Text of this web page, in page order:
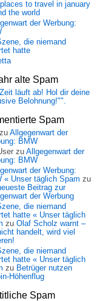
to travel in january
the world
der Werbung:
die niemand
hatte
alte Spam
läuft ab! Hol dir deine
Belohnung!"".
Spam
zu Allgegenwart der
BMW
zu Allgegenwart der
BMW
der Werbung:
« Unser täglich Spam zu
Beitrag zur
der Werbung
die niemand
hatte « Unser täglich
zu Olaf Scholz warnt –
handelt, wird viel
die niemand
hatte « Unser täglich
zu Betrüger nutzen
Höhenflug
Spam